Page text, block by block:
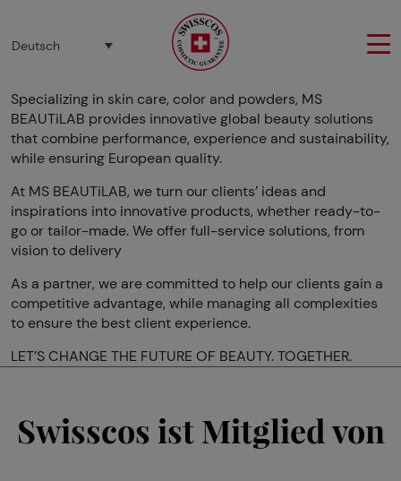
Deutsch
Specializing in skin care, color and powders, MS
BEAUTiLAB provides innovative global beauty solutions
that combine performance, experience and sustainability,
while ensuring European quality.
At MS BEAUTiLAB, we turn our clients’ ideas and
inspirations into innovative products, whether ready-to-
go or tailor-made. We offer full-service solutions, from
vision to delivery
As a partner, we are committed to help our clients gain a
competitive advantage, while managing all complexities
to ensure the best client experience.
LET’S CHANGE THE FUTURE OF BEAUTY. TOGETHER.
Swisscos ist Mitglied von